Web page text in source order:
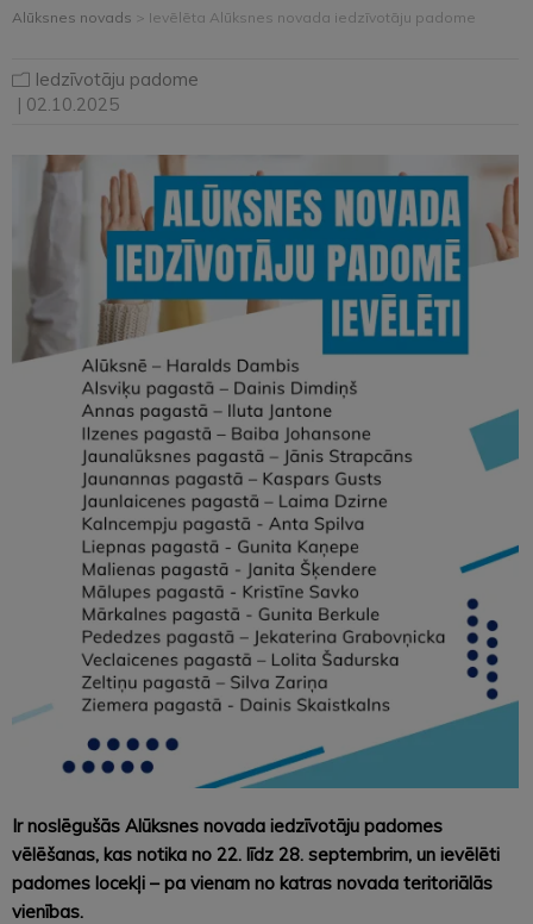
Alūksnes novads > Ievēlēta Alūksnes novada iedzīvotāju padome
Iedzīvotāju padome
| 02.10.2025
Ir noslēgušās Alūksnes novada iedzīvotāju padomes
vēlēšanas, kas notika no 22. līdz 28. septembrim, un ievēlēti
padomes locekļi – pa vienam no katras novada teritoriālās
vienības.